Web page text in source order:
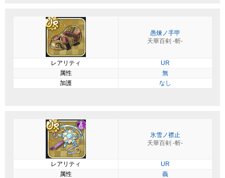
愚煉ノ手甲
天華百剣 -斬-
レアリティ
UR
属性
無
加護
なし
氷雪ノ襟止
天華百剣 -斬-
レアリティ
UR
属性
義